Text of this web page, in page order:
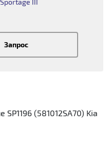
Запрос
(581012SA70) Kia